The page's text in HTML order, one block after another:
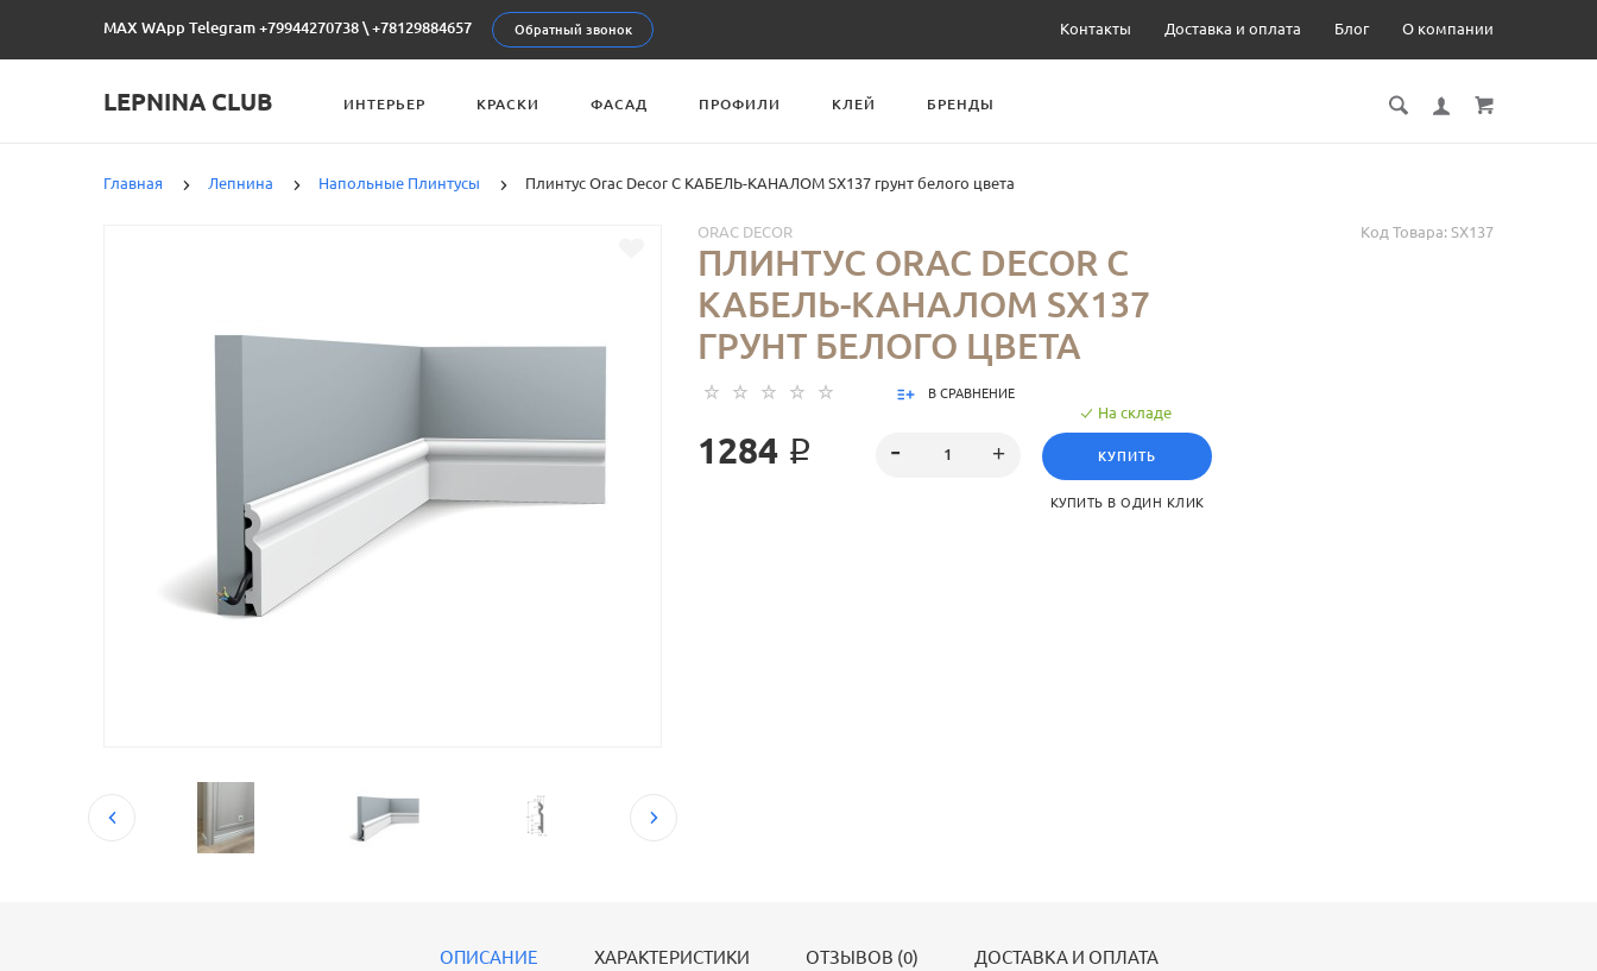
MAX WApp Telegram +79944270738 \ +78129884657 Обратный звонок Контакты Доставка и оплата Блог О компании
LEPNINA CLUB ИНТЕРЬЕР КРАСКИ ФАСАД ПРОФИЛИ КЛЕЙ БРЕНДЫ
Главная Лепнина Напольные Плинтусы Плинтус Orac Decor С КАБЕЛЬ-КАНАЛОМ SX137 грунт белого цвета
Код Товара: SX137
ORAC DECOR
ПЛИНТУС ORAC DECOR С
КАБЕЛЬ-КАНАЛОМ SX137
ГРУНТ БЕЛОГО ЦВЕТА
В СРАВНЕНИЕ
1284 ₽
На складе
КУПИТЬ
КУПИТЬ В ОДИН КЛИК
ОПИСАНИЕ ХАРАКТЕРИСТИКИ ОТЗЫВОВ (0) ДОСТАВКА И ОПЛАТА